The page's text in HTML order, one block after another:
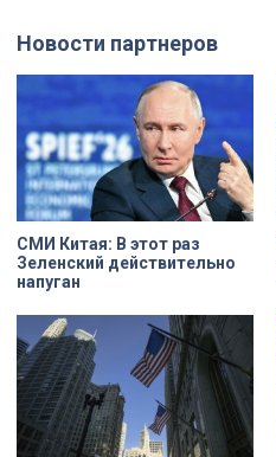
дня стали заезды на специальных
адаптивных карт-машинах, где
ветераны смогли лично
протестировать технику и
почувствовать скорость.
Новости партнеров
СМИ Китая: В этот раз
Зеленский действительно
напуган